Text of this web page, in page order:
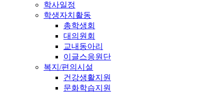
학사일정
학생자치활동
총학생회
대의원회
교내동아리
이글스응원단
복지/편의시설
건강생활지원
문화학습지원